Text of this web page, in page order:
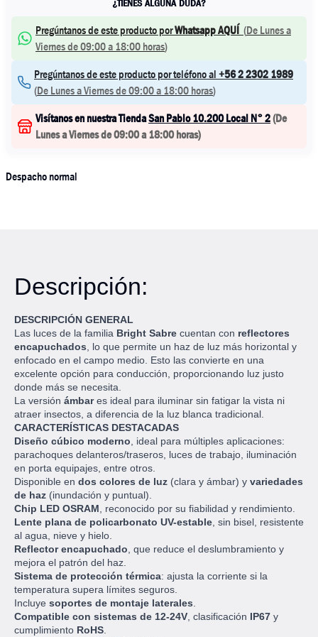
¿TIENES ALGUNA DUDA?
Pregúntanos de este producto porWhatsapp AQUÍ (De Lunes a
Viernes de 09:00 a 18:00 horas)
Pregúntanos de este producto por teléfono al+56 2 2302 1989
(De Lunes a Viernes de 09:00 a 18:00 horas)
Visítanos en nuestra TiendaSan Pablo 10.200 Local N° 2(De
Lunes a Viernes de 09:00 a 18:00 horas)
Despacho normal
Descripción:
DESCRIPCIÓN GENERAL
Las luces de la familia Bright Sabre cuentan con reflectores
encapuchados , lo que permite un haz de luz más horizontal y
enfocado en el campo medio. Esto las convierte en una
excelente opción para conducción, proporcionando luz justo
donde más se necesita.
La versión ámbares ideal para iluminar sin fatigar la vista ni
atraer insectos, a diferencia de la luz blanca tradicional.
CARACTERÍSTICAS DESTACADAS
Diseño cúbico moderno , ideal para múltiples aplicaciones:
parachoques delanteros/traseros, luces de trabajo, iluminación
en porta equipajes, entre otros.
Disponible en dos colores de luz (clara y ámbar) y variedades
de haz (inundación y puntual).
Chip LED OSRAM , reconocido por su fiabilidad y rendimiento.
Lente plana de policarbonato UV-estable , sin bisel, resistente
al agua, nieve y hielo.
Reflector encapuchado , que reduce el deslumbramiento y
mejora el patrón del haz.
Sistema de protección térmica: ajusta la corriente si la
temperatura supera límites seguros.
Incluye soportes de montaje laterales
Compatible con sistemas de 12-24V , clasificación IP67 y
cumplimiento RoHS